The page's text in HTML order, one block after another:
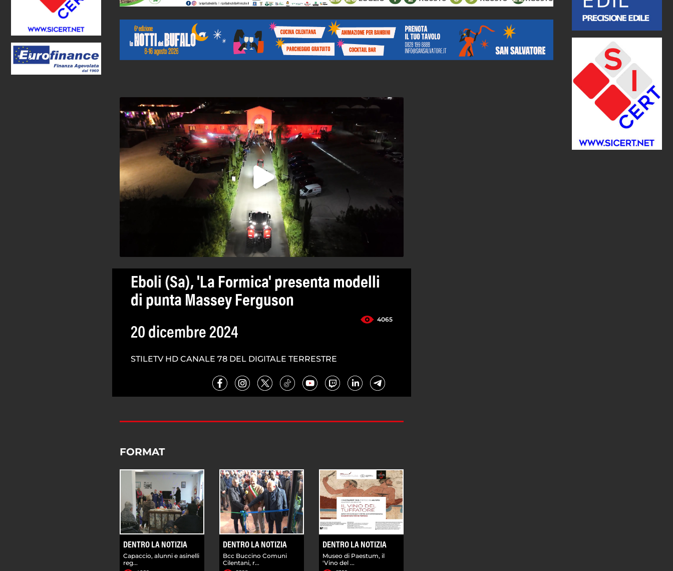
Eboli (Sa), 'La Formica' presenta modelli
di punta Massey Ferguson
4065
20 dicembre 2024
STILETV HD CANALE 78 DEL DIGITALE TERRESTRE
FORMAT
DENTRO LA NOTIZIA
Capaccio, alunni e asinelli
reg...
DENTRO LA NOTIZIA
Bcc Buccino Comuni
Cilentani, r...
DENTRO LA NOTIZIA
Museo di Paestum, il
'Vino del ...